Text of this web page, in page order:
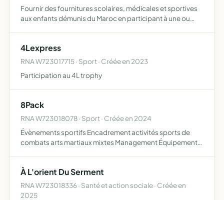
Fournir des fournitures scolaires, médicales et sportives
aux enfants démunis du Maroc en participant à une ou
4Lexpress
RNA W723017715 · Sport · Créée en 2023
Participation au 4L trophy
8Pack
RNA W723018078 · Sport · Créée en 2024
Évènements sportifs Encadrement activités sports de
combats arts martiaux mixtes Management Équipement
À L'orient Du Serment
RNA W723018336 · Santé et action sociale · Créée en
2025